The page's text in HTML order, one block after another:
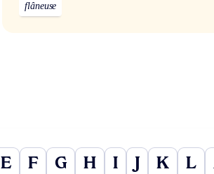
flâneuse
E F G H I J K L